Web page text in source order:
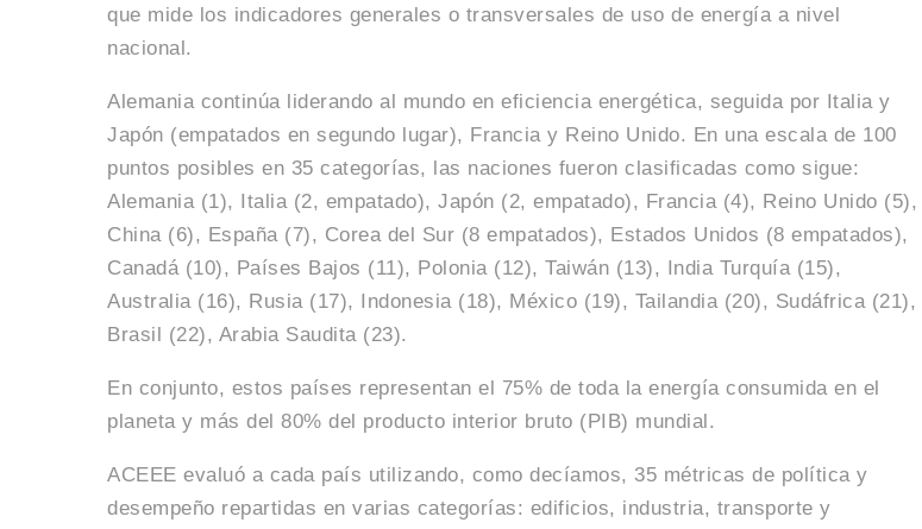
que mide los indicadores generales o transversales de uso de energía a nivel
nacional.
Alemania continúa liderando al mundo en eficiencia energética, seguida por Italia y
Japón (empatados en segundo lugar), Francia y Reino Unido. En una escala de 100
puntos posibles en 35 categorías, las naciones fueron clasificadas como sigue:
Alemania (1), Italia (2, empatado), Japón (2, empatado), Francia (4), Reino Unido (5),
China (6), España (7), Corea del Sur (8 empatados), Estados Unidos (8 empatados),
Canadá (10), Países Bajos (11), Polonia (12), Taiwán (13), India Turquía (15),
Australia (16), Rusia (17), Indonesia (18), México (19), Tailandia (20), Sudáfrica (21),
Brasil (22), Arabia Saudita (23).
En conjunto, estos países representan el 75% de toda la energía consumida en el
planeta y más del 80% del producto interior bruto (PIB) mundial.
ACEEE evaluó a cada país utilizando, como decíamos, 35 métricas de política y
desempeño repartidas en varias categorías: edificios, industria, transporte y